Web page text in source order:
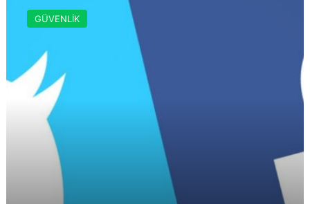
Twitter
çalınmaya
koruyun
GÜVENLİK